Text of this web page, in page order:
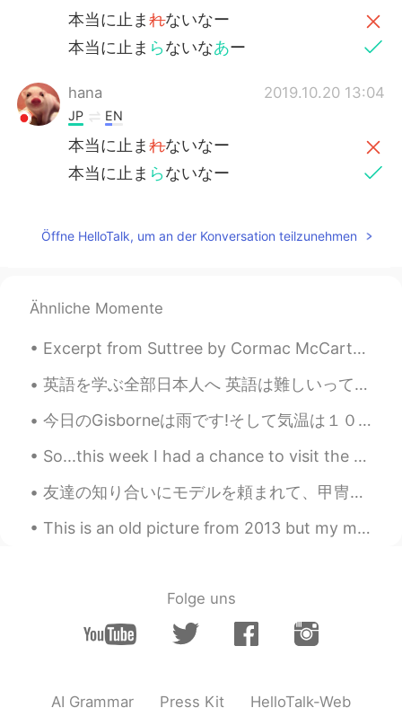
本当に止まれないなー
本当に止ま らないなあー
hana 2019.10.20 13:04
JP EN
本当に止まれないなー
本当に止ま らないなー
Öffne HelloTalk, um an der Konversation teilzunehmen
Ähnliche Momente
Excerpt from Suttree by Cormac McCarthy. He was back by midmorning and sat on the rail and clean...
英語を学ぶ全部日本人へ 英語は難しいって、何回も何回も頭の中に入れるとだんだん是非難しくなっていくよー だから、全然難しくないよとかできるよって、みたいな思いを頭の中に入れた方がいいよー あり...
今日のGisborneは雨です!そして気温は１０度ぐらいです。寒い!去年の冬に比べて今年の冬は雨の日が多いです。 先日に書いたように木曜日にWellingtonに行くの予定です。でも天気予報は...
So...this week I had a chance to visit the village where I used to work, and, to my surprise, my ...
友達の知り合いにモデルを頼まれて、甲冑を着せて頂きました。太秦で活動している時代劇の俳優さんが実際に着ている本格的な甲冑だそうです。 写真が編集されるまではSNSに載せられないので、上半身を脱い...
This is an old picture from 2013 but my motivation is still the same...I hope to own my own bike ...
Folge uns
AI Grammar Press Kit HelloTalk-Web